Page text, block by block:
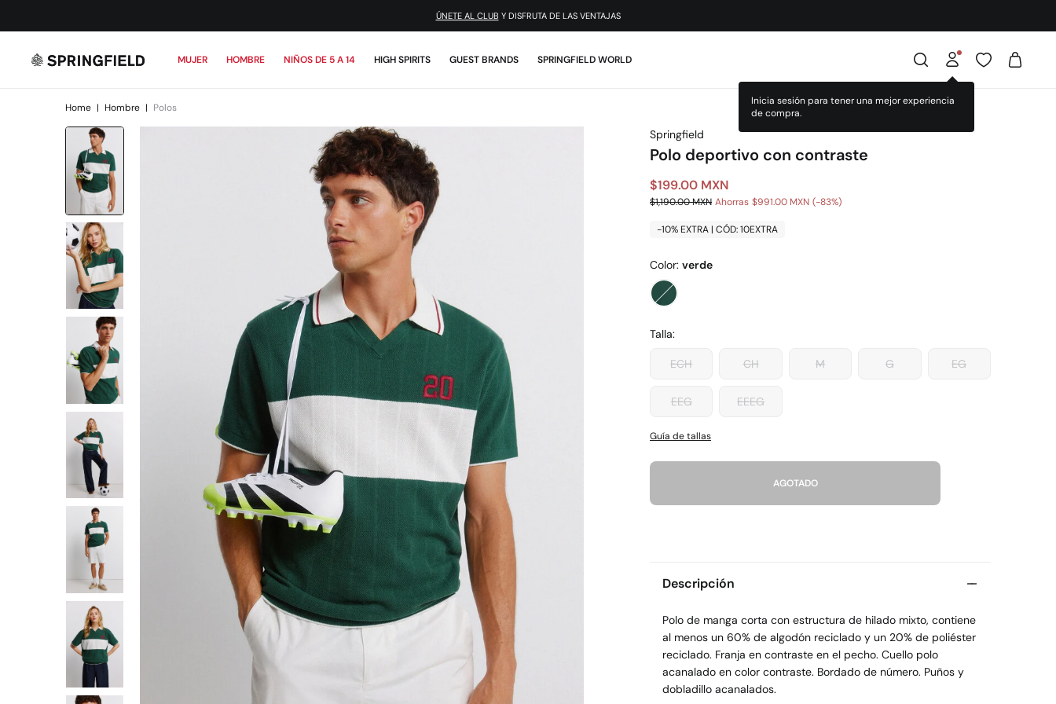
ÚNETE AL CLUB Y DISFRUTA DE LAS VENTAJAS
MUJER HOMBRE NIÑOS DE 5 A 14 HIGH SPIRITS GUEST BRANDS SPRINGFIELD WORLD
Inicia sesión para tener una mejor experiencia
de compra.
Home | Hombre | Polos
Springfield
Polo deportivo con contraste
$199.00 MXN
$1,190.00 MXN Ahorras $991.00 MXN 83
-10% EXTRA | CÓD: 10EXTRA
Color: verde
Talla:
ECH CH M G EG
EEG EEEG
Guía de tallas
AGOTADO
Descripción
Polo de manga corta con estructura de hilado mixto, contiene
al menos un 60% de algodón reciclado y un 20% de poliéster
reciclado. Franja en contraste en el pecho. Cuello polo
acanalado en color contraste. Bordado de número. Puños y
dobladillo acanalados.